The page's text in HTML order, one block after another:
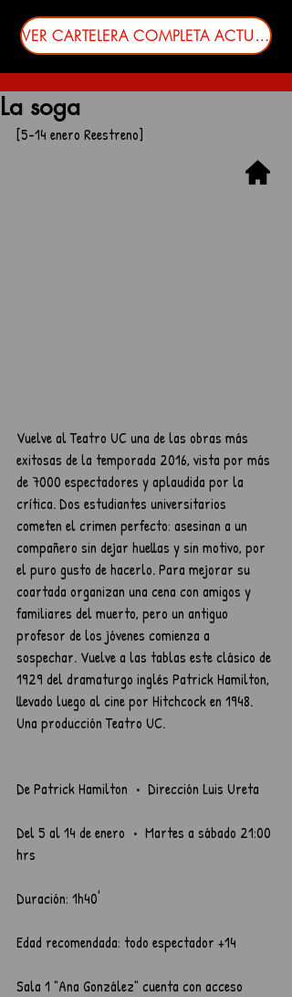
VER CARTELERA COMPLETA ACTUALIZADA
La soga
[5-14 enero Reestreno]
Vuelve al Teatro UC una de las obras más
exitosas de la temporada 2016, vista por más
de 7000 espectadores y aplaudida por la
crítica. Dos estudiantes universitarios
cometen el crimen perfecto: asesinan a un
compañero sin dejar huellas y sin motivo, por
el puro gusto de hacerlo. Para mejorar su
coartada organizan una cena con amigos y
familiares del muerto, pero un antiguo
profesor de los jóvenes comienza a
sospechar. Vuelve a las tablas este clásico de
1929 del dramaturgo inglés Patrick Hamilton,
llevado luego al cine por Hitchcock en 1948.
Una producción Teatro UC.
De Patrick Hamilton  •  Dirección Luis Ureta
Del 5 al 14 de enero  •  Martes a sábado 21:00
hrs
Duración: 1h40'
Edad recomendada: todo espectador +14
Sala 1 "Ana González" cuenta con acceso